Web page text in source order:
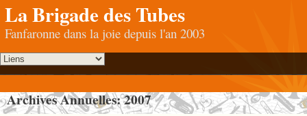
La Brigade des Tubes
Fanfaronne dans la joie depuis l'an 2003
Archives Annuelles:2007